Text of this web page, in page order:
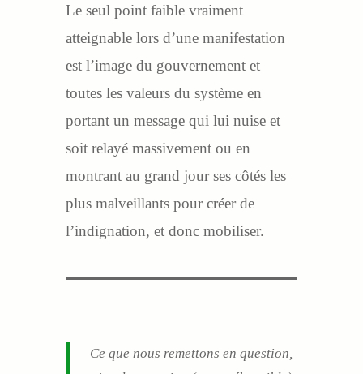
Le seul point faible vraiment
atteignable lors d’une manifestation
est l’image du gouvernement et
toutes les valeurs du système en
portant un message qui lui nuise et
soit relayé massivement ou en
montrant au grand jour ses côtés les
plus malveillants pour créer de
l’indignation, et donc mobiliser.
Ce que nous remettons en question,